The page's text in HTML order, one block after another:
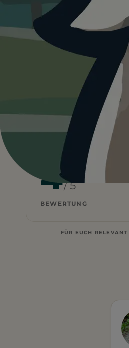
Deutschland
Heute ist···
Wetterdaten:
4/ 5
BEWERTUNG
FÜR EUCH RELEVANT